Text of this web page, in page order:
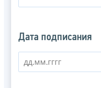
Дата подписания